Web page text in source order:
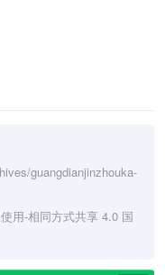
guangdianjinzhouka-
用-相同方式共享 4.0 国